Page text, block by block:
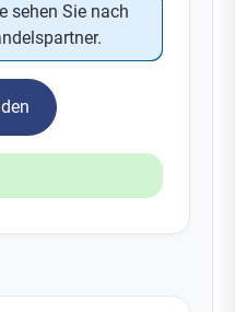
sehen Sie nach